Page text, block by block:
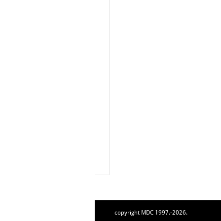
copyright MDC 1997.-2026.